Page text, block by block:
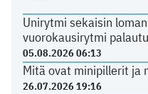
Unirytmi sekaisin
vuorokausirytmi
05.08.2026 06:13
Mitä ovat minipillerit ja
26.07.2026 19:16